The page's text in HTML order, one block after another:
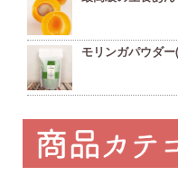
モリンガパウダ